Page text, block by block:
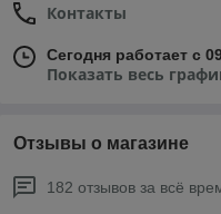
Контакты
Сегодня работает с
Показать весь
Отзывы о магазине
182 отзывов за всё